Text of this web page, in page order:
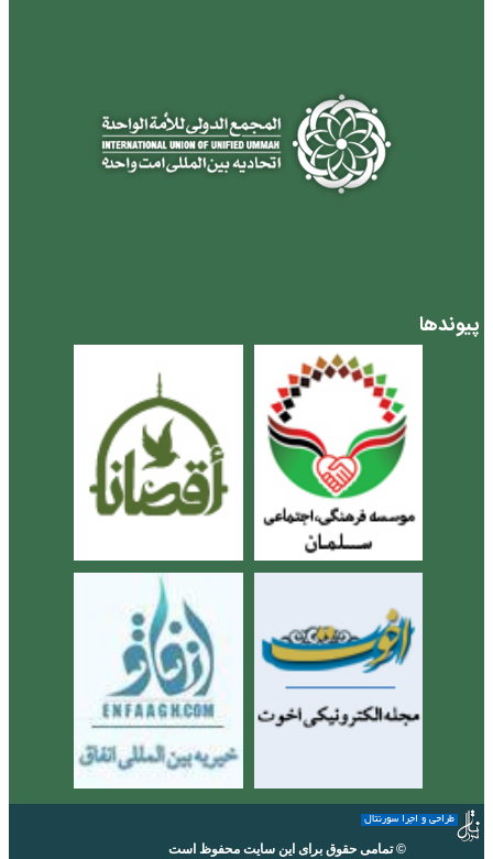
پیوندها
طراحی و اجرا سورنتال
© تمامی حقوق برای این سایت محفوظ است